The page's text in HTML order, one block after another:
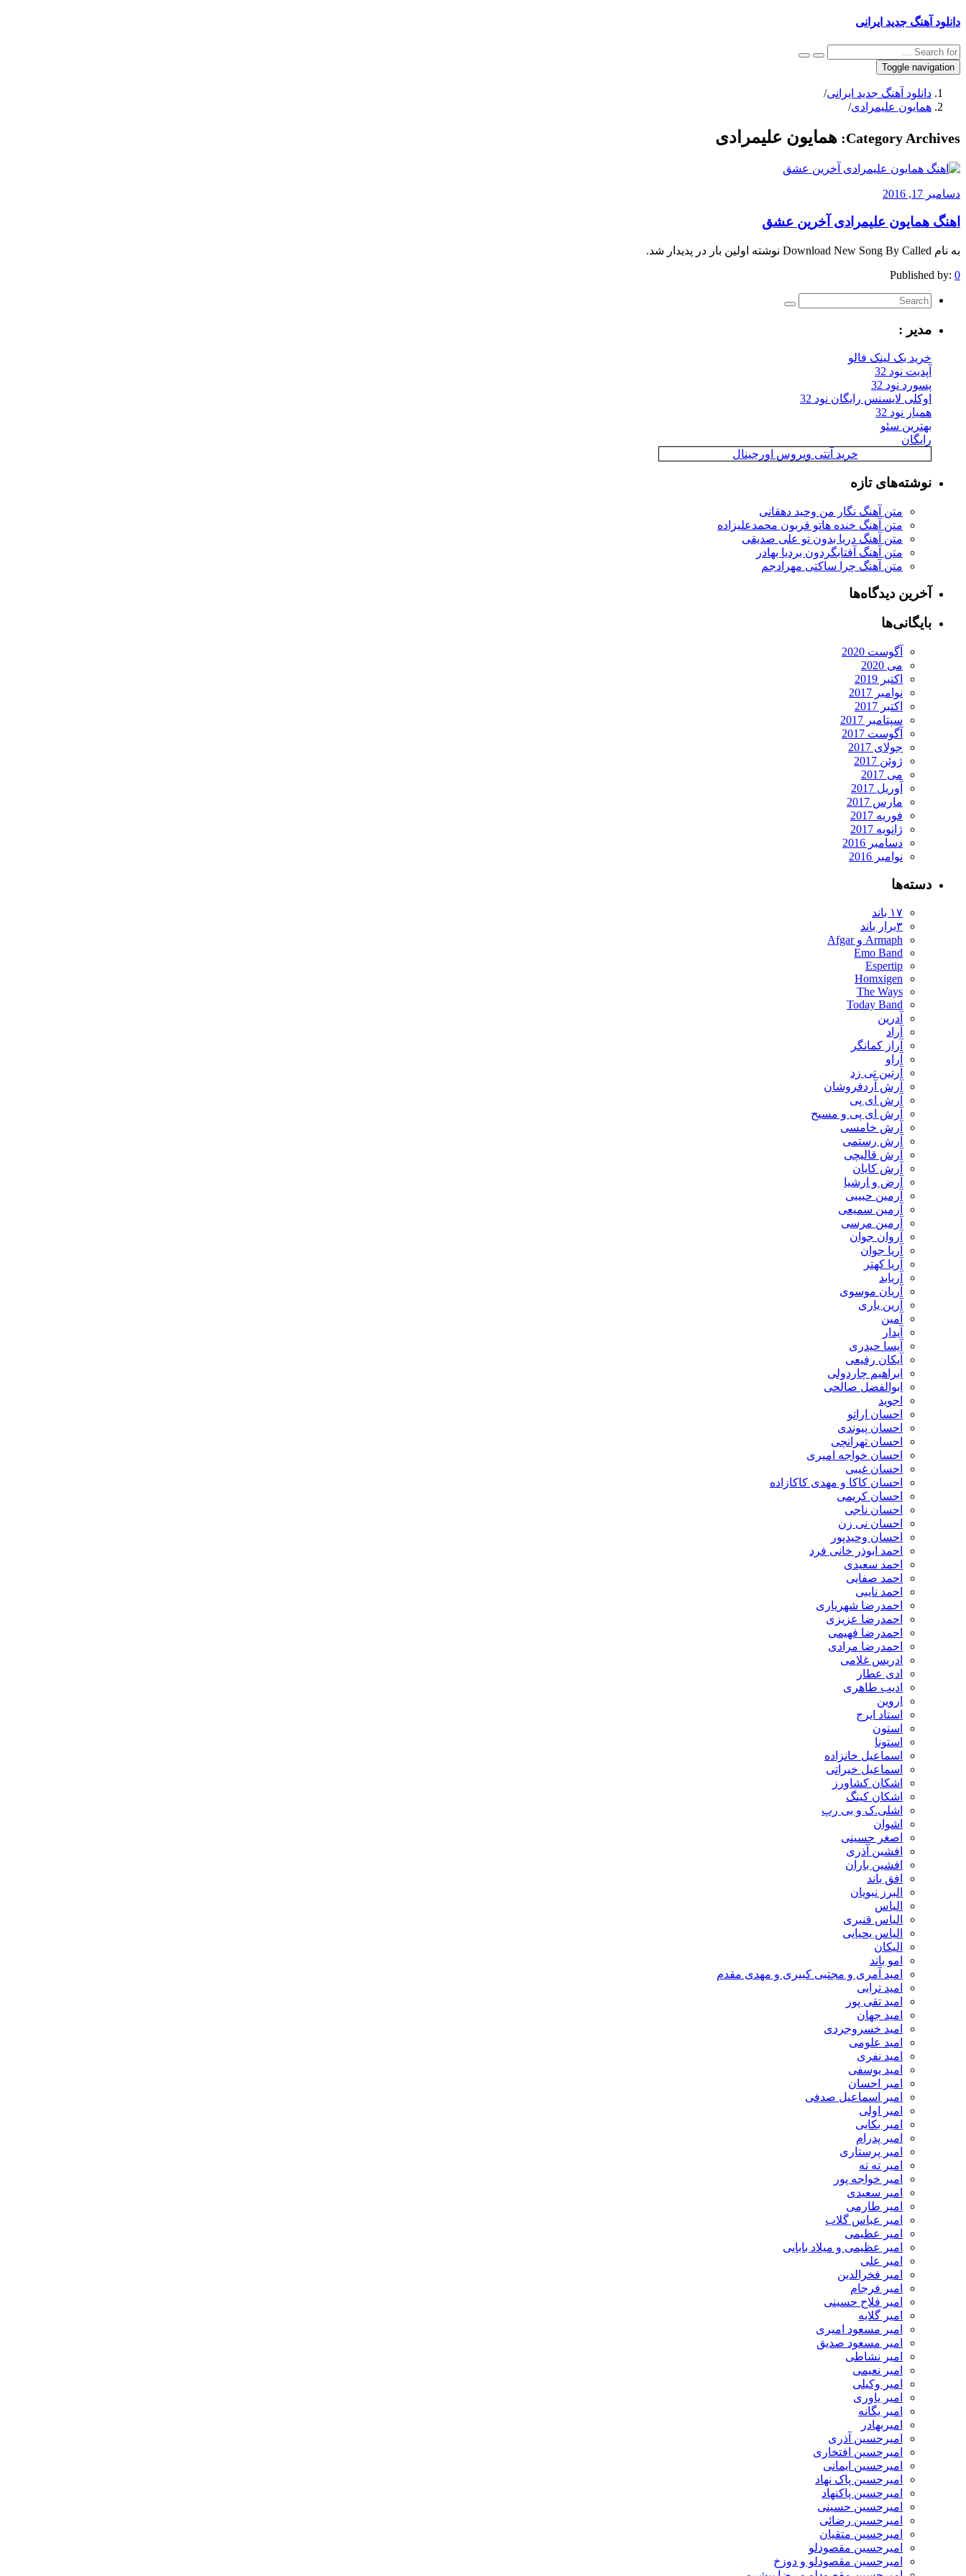
دانلود آهنگ جدید ایرانی
Toggle navigation
دانلود آهنگ جدید ایرانی/
همایون علیمرادی/
Category Archives: همایون علیمرادی
دسامبر 17, 2016
اهنگ همایون علیمرادی آخرین عشق
به نام Download New Song By Called نوشته اولین بار در پدیدار شد.
Published by: 0
مدیر :
خرید بک لینک فالو
آپدیت نود 32
پسورد نود 32
اوکلی لایسنس رایگان نود 32
همیار نود 32
بهترین سئو
رایگان
خرید آنتی ویروس اورجینال
نوشته‌های تازه
متن آهنگ نگار من وحید دهقانی
متن آهنگ خنده هاتو قربون محمدعلیزاده
متن آهنگ دریا بدون تو علی صدیقی
متن آهنگ آفتابگردون بردیا بهادر
متن آهنگ چرا ساکتی مهرادجم
آخرین دیدگاه‌ها
بایگانی‌ها
آگوست 2020
می 2020
اکتبر 2019
نوامبر 2017
اکتبر 2017
سپتامبر 2017
آگوست 2017
جولای 2017
ژوئن 2017
می 2017
آوریل 2017
مارس 2017
فوریه 2017
ژانویه 2017
دسامبر 2016
نوامبر 2016
دسته‌ها
۱۷ باند
۳برار باند
Armaph و Afgar
Emo Band
Espertip
Homxigen
The Ways
Today Band
آدرین
آراد
آراز کمانگر
آراو
آرتین تی زد
آرش آردفروشان
آرش ای پی
آرش ای پی و مسیح
آرش خامسی
آرش رستمی
آرش قالیچی
آرش کایان
​آرض و ارشیا
آرمین حبیبی
آرمین سمیعی
آرمین مرسی
آروان جوان
آریا جوان
آریا کهتر
آریابد
آریان موسوی
آرین یاری
آمین
آیدار
آیسا حیدری
آیکان رفیعی
ابراهیم چاردولی
ابوالفضل صالحی
اجوید
احسان اراتو
احسان پیوندی
احسان تهرانچی
احسان خواجه امیری
احسان غیبی
احسان کاکا و مهدی کاکازاده
احسان کریمی
احسان ناجی
احسان نی زن
احسان وحیدپور
احمد ابوذر خانی فرد
احمد سعیدی
احمد صفایی
احمد نایبی
احمدرضا شهریاری
احمدرضا عزیزی
احمدرضا فهیمی
احمدرضا مرادی
ادریس غلامی
ادی عطار
ادیب طاهری
اروین
استاد ایرج
استون
استونا
اسماعیل خانزاده
اسماعیل خیراتی
اشکان کشاورز
اشکان کینگ
اشلی.ک و بی رپ
اشوان
اصغر حسینی
افشین آذری
افشین باران
افق باند
البرز نبویان
الیاس
الیاس قنبرى
الیاس یحیایی
الیکان
امو باند
امید آمری و مجتبی کبیری و مهدى مقدم
امید ترابی
امید تقی پور
امید جهان
امید خسروجردی
امید علومی
امید نفری
امید یوسفی
امیر احسان
امیر اسماعیل صدفی
امیر اولی
امیر بکایی
امیر پدرام
امیر پرستاری
امیر ته ته
امیر خواجه پور
امیر سعیدی
امیر طارمی
امیر عباس گلاب
امیر عظیمی
امیر عظیمی و میلاد بابایی
امیر علی
امیر فخرالدین
امیر فرجام
امیر فلاح حسینی
امیر گلایه
امیر مسعود امیری
امیر مسعود صدیق
امیر نشاطی
امیر نعیمی
امیر وکیلی
امیر یاوری
امیر یگانه
امیربهادر
امیرحسین آذری
امیرحسین افتخاری
امیرحسین ایمانی
امیرحسین پاک نهاد
امیرحسین پاکنهاد
امیرحسین حسینی
امیرحسین رضائی
امیرحسین متقیان
امیرحسین مقصودلو
امیرحسین مقصودلو و دوزخ